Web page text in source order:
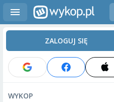
ZALOGUJ SIĘ
WYKOP